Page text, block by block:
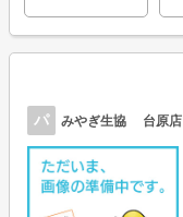
パ みやぎ生協 台原店